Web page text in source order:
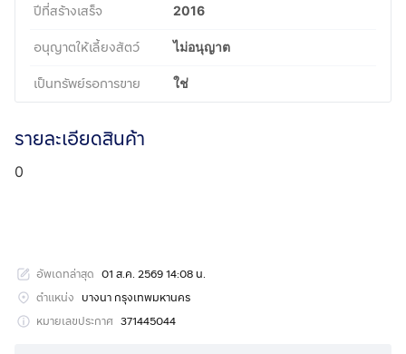
ปีที่สร้างเสร็จ 2016
อนุญาตให้เลี้ยงสัตว์ ไม่อนุญาต
เป็นทรัพย์รอการขาย ใช่
รายละเอียดสินค้า
0
อัพเดทล่าสุด 01 ส.ค. 2569 14:08 น.
ตำแหน่ง บางนา กรุงเทพมหานคร
หมายเลขประกาศ 371445044